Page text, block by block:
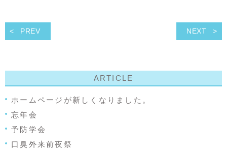
PREV NEXT
ARTICLE
ホームページが新しくなりました。
忘年会
予防学会
口臭外来前夜祭